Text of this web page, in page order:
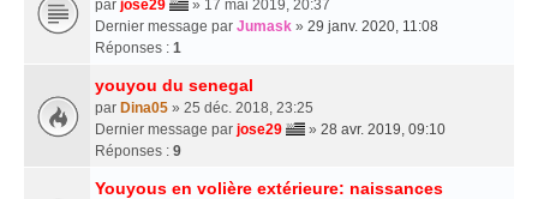
par jose29
» 17 mai 2019, 20:37
Dernier message par Jumask » 29 janv. 2020, 11:08
Réponses : 1
youyou du senegal
par Dina05 » 25 déc. 2018, 23:25
Dernier message par jose29 » 28 avr. 2019, 09:10
Réponses : 9
Youyous en volière extérieure: naissances